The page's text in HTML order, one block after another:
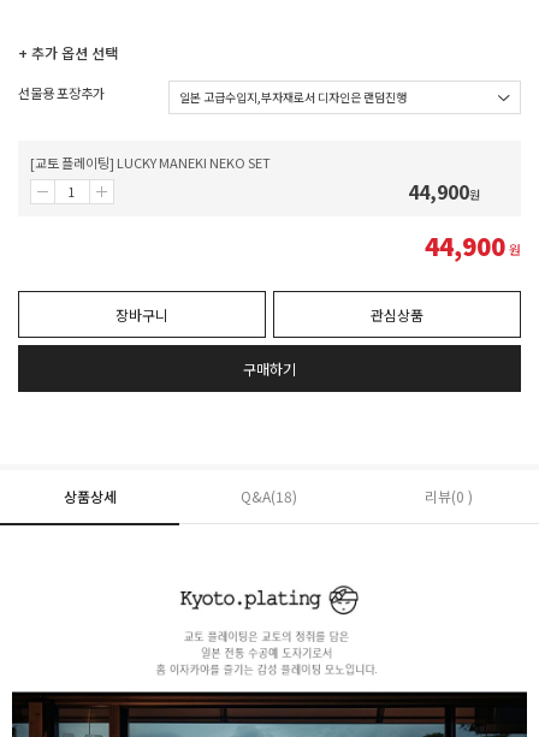
+ 추가 옵션 선택
선물용 포장추가
[교토 플레이팅] LUCKY MANEKI NEKO SET
44,900원
44,900원
장바구니 관심상품
구매하기
상품상세 Q&A(18) 리뷰(0 )